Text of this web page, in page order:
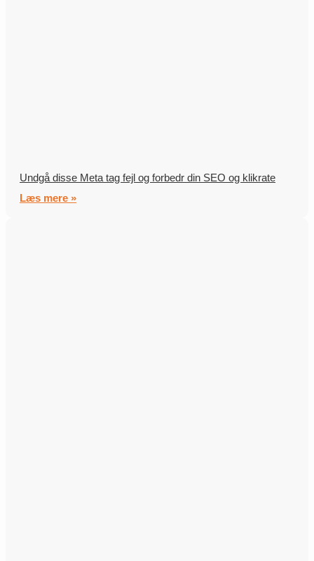
Undgå disse Meta tag fejl og forbedr din SEO og klikrate
Læs mere »